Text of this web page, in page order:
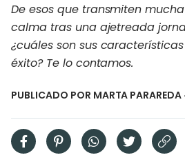
De esos que transmiten
calma tras una ajetreada
¿cuáles son sus
éxito? Te lo contamos.
PUBLICADO POR MARTA PARAREDA